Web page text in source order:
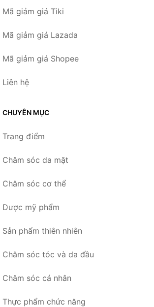
Mã giảm giá Tiki
Mã giảm giá Lazada
Mã giảm giá Shopee
Liên hệ
CHUYÊN MỤC
Trang điểm
Chăm sóc da mặt
Chăm sóc cơ thể
Dược mỹ phẩm
Sản phẩm thiên nhiên
Chăm sóc tóc và da đầu
Chăm sóc cá nhân
Thực phẩm chức năng